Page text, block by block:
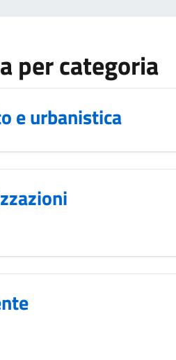
per categoria
e urbanistica